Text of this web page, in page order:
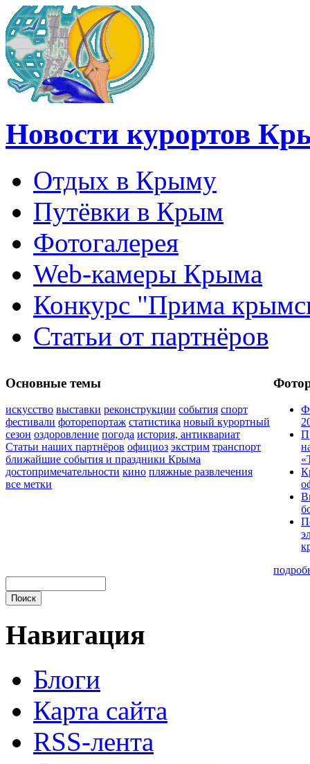
Новости курортов
Отдых в Крыму
Путёвки в Крым
Фотогалерея
Web-камеры Крыма
Конкурс "Прима
Статьи от партнёров
Основные темы
искусство выставки реконструкции события спорт
фестивали фоторепортаж статистика новый курортный
сезон оздоровление погода история, антиквариат
Статьи наших партнёров официоз экстрим транспорт
ближайшие события и праздники Крыма
достопримечательности кино пляжные развлечения
все метки
Навигация
Блоги
Карта сайта
RSS-лента